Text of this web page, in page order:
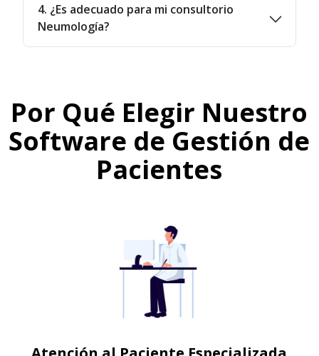
4. ¿Es adecuado para mi consultorio
Neumología?
Por Qué Elegir Nuestro
Software de Gestión de
Pacientes